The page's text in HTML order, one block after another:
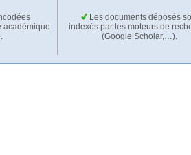
académique
Les documents déposés
indexés par les moteurs de
(Google Scholar,…).